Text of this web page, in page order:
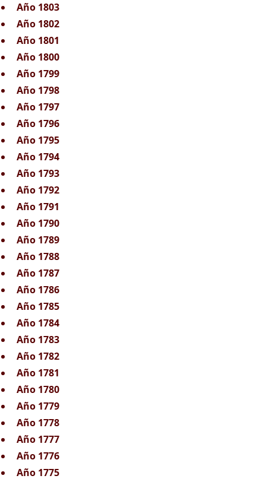
Año 1803
Año 1802
Año 1801
Año 1800
Año 1799
Año 1798
Año 1797
Año 1796
Año 1795
Año 1794
Año 1793
Año 1792
Año 1791
Año 1790
Año 1789
Año 1788
Año 1787
Año 1786
Año 1785
Año 1784
Año 1783
Año 1782
Año 1781
Año 1780
Año 1779
Año 1778
Año 1777
Año 1776
Año 1775